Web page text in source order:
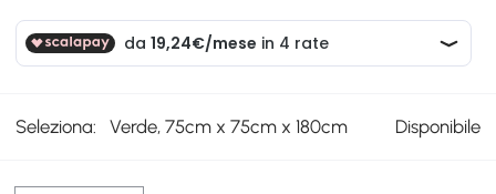
Seleziona: Verde, 75cm x 75cm x 180cm Disponibile